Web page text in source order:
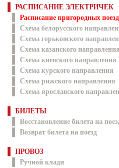
РАСПИСАНИЕ ЭЛЕКТРИЧЕК
Расписание пригородных
Схема белорусского
Схема горьковского
Схема казанского направления
Схема киевского направления
Схема курского направления
Схема рижского направления
Схема ярославского
БИЛЕТЫ
Восстановление билета на
Возврат билета на поезд
ПРОВОЗ
Ручной клади